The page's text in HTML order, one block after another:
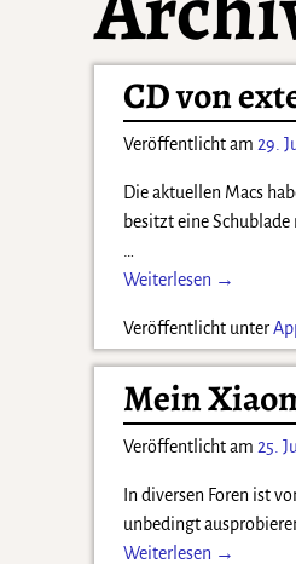
CD von
Veröffentlicht am 29.
Die aktuellen Macs
besitzt eine
…
Weiterlesen →
Veröffentlicht unter
Mein
Veröffentlicht am 25.
In diversen Foren ist
unbedingt
Weiterlesen →